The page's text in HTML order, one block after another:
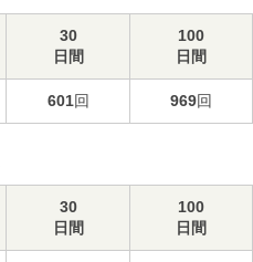
30
日間
100
日間
601回 969回
30
日間
100
日間